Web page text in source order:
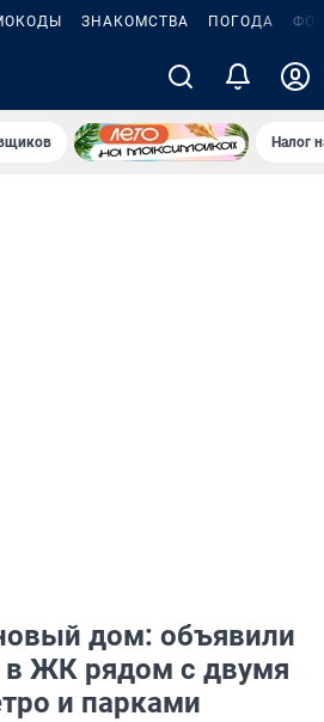
ЗНАКОМСТВА ПОГОДА
Налог
дом: объявили
в ЖК рядом с двумя
и парками